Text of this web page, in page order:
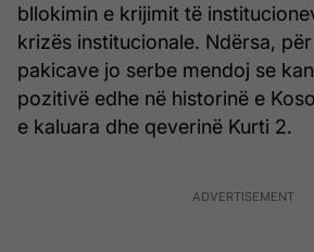
bllokimin e krijimit të
krizës institucionale. Ndërsa,
pakicave jo serbe mendoj se
pozitivë edhe në historinë e
e kaluara dhe qeverinë Kurti 2.